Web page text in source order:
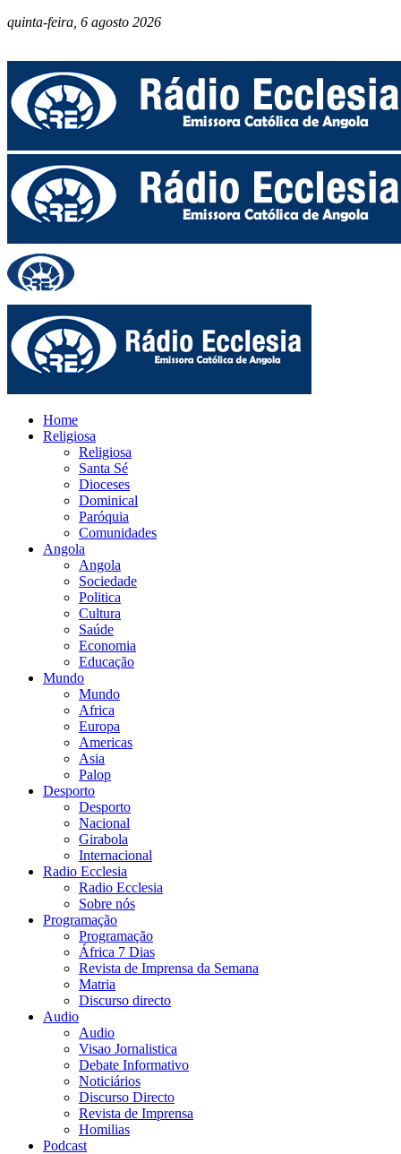
quinta-feira, 6 agosto 2026
Home
Religiosa
Religiosa
Santa Sé
Dioceses
Dominical
Paróquia
Comunidades
Angola
Angola
Sociedade
Politica
Cultura
Saúde
Economia
Educação
Mundo
Mundo
Africa
Europa
Americas
Asia
Palop
Desporto
Desporto
Nacional
Girabola
Internacional
Radio Ecclesia
Radio Ecclesia
Sobre nós
Programação
Programação
África 7 Dias
Revista de Imprensa da Semana
Matria
Discurso directo
Audio
Audio
Visao Jornalistica
Debate Informativo
Noticiários
Discurso Directo
Revista de Imprensa
Homilias
Podcast